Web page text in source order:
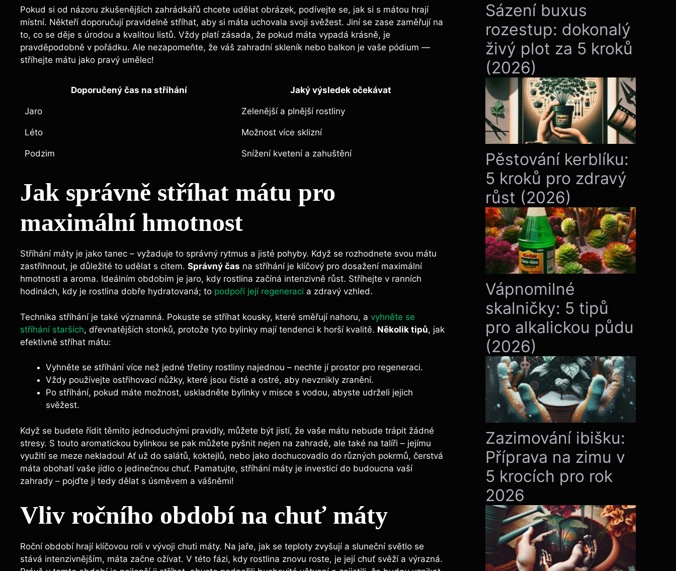
Pokud si od názoru ⁤zkušenějších zahrádkářů chcete udělat obrázek, podívejte se, jak si s‌ mátou ‌hrají
místní. Někteří doporučují pravidelně stříhat, aby si máta uchovala svoji svěžest. Jiní se zase zaměřují na
to, co se děje s úrodou a kvalitou listů. Vždy platí zásada, že pokud máta⁤ vypadá⁤ krásně, je
pravděpodobně v‌ pořádku.‍ Ale nezapomeňte, že váš zahradní skleník nebo balkon je vaše pódium —⁢
stříhejte mátu jako ‍pravý umělec!
Doporučený čas na stříhání Jaký výsledek ​očekávat
Jaro Zelenější a plnější rostliny
Léto Možnost více sklizní
Podzim Snížení kvetení a zahuštění
Jak ⁣správně stříhat mátu⁣ pro
maximální ‍hmotnost
Stříhání máty je jako tanec – vyžaduje to správný rytmus a jisté pohyby.⁣ Když se rozhodnete svou mátu
zastřihnout, ‌je důležité to udělat s citem. Správný čas na ‍stříhání ‌je klíčový pro dosažení maximální
hmotnosti a aroma. Ideálním obdobím je jaro, kdy rostlina začíná intenzivně ‍růst. Stříhejte v ranních
hodinách, kdy je rostlina dobře hydratovaná; to podpoří její regeneraci a zdravý⁣ vzhled.
Technika stříhání je také významná. Pokuste se stříhat kousky, které směřují nahoru, a vyhněte se
stříhání starších, dřevnatějších stonků, protože tyto ⁢bylinky‍ mají tendenci k horší ​kvalitě. Několik tipů,⁣ jak
efektivně‌ stříhat mátu:
Vyhněte se stříhání⁢ více než jedné třetiny rostliny najednou – nechte jí prostor pro regeneraci.
Vždy používejte ostřihovací nůžky, které jsou ⁢čisté a ⁢ostré, aby nevznikly zranění.
Po stříhání, ⁣pokud máte možnost, uskladněte bylinky v misce s vodou, abyste udrželi jejich
svěžest.
Když se ‍budete řídit těmito jednoduchými pravidly, můžete být jistí, že vaše mátu nebude trápit žádné
stresy. S ‍touto aromatickou bylinkou se pak můžete pyšnit nejen na zahradě,‌ ale také na talíři – ⁣jejímu
využití⁣ se meze nekladou! Ať už do salátů, ​koktejlů,⁤ nebo jako dochucovadlo⁣ do různých pokrmů, čerstvá
máta obohatí ⁣vaše jídlo o jedinečnou chuť. Pamatujte,⁣ stříhání máty je⁤ investicí do budoucna vaší
zahrady – pojďte ji tedy dělat s úsměvem a vášněmi!
Vliv ročního ‌období na chuť máty
Roční období hrají klíčovou‍ roli v vývoji chuti máty. Na‌ jaře, jak se teploty‍ zvyšují⁣ a sluneční světlo se
stává intenzivnějším, máta začne ožívat.​ V této fázi, kdy ⁤rostlina znovu roste, je její chuť svěží a výrazná.
Sázení buxus
rozestup: dokonalý
živý plot za 5 kroků
(2026)
Pěstování kerblíku:
5 kroků pro zdravý
růst (2026)
Vápnomilné
skalničky: 5 tipů
pro alkalickou půdu
(2026)
Zazimování ibišku:
Příprava na zimu v
5 krocích pro rok
2026